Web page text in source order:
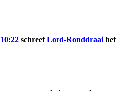
schreefLord-Ronddraai het